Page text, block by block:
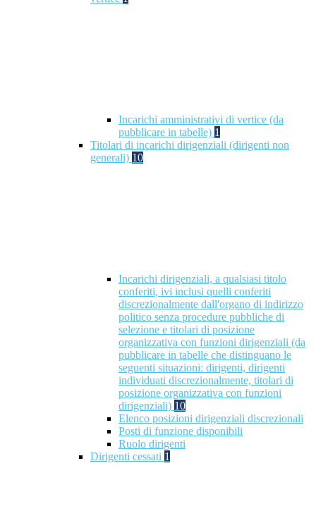
Incarichi amministrativi di vertice (da
pubblicare in tabelle) 1
Titolari di incarichi dirigenziali (dirigenti non
generali) 10
Incarichi dirigenziali, a qualsiasi titolo
conferiti, ivi inclusi quelli conferiti
discrezionalmente dall'organo di indirizzo
politico senza procedure pubbliche di
selezione e titolari di posizione
organizzativa con funzioni dirigenziali (da
pubblicare in tabelle che distinguano le
seguenti situazioni: dirigenti, dirigenti
individuati discrezionalmente, titolari di
posizione organizzativa con funzioni
dirigenziali) 10
Elenco posizioni dirigenziali discrezionali
Posti di funzione disponibili
Ruolo dirigenti
Dirigenti cessati 1